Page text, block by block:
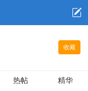
收藏
热帖 精华